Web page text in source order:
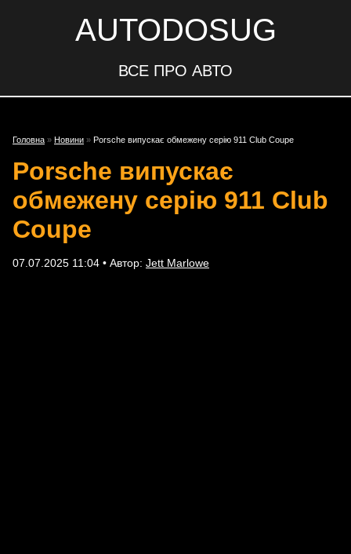
AUTODOSUG
ВСЕ ПРО АВТО
Головна » Новини » Porsche випускає обмежену серію 911 Club Coupe
Porsche випускає
обмежену серію 911 Club
Coupe
07.07.2025 11:04 • Автор: Jett Marlowe